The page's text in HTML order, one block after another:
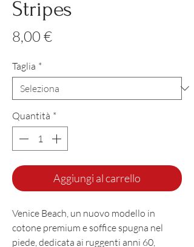
Stripes
8,00 €Prezzo
Taglia *
Quantità *
Aggiungi al carrello
Venice Beach, un nuovo modello in
cotone premium e soffice spugna nel
piede, dedicata ai ruggenti anni 60,